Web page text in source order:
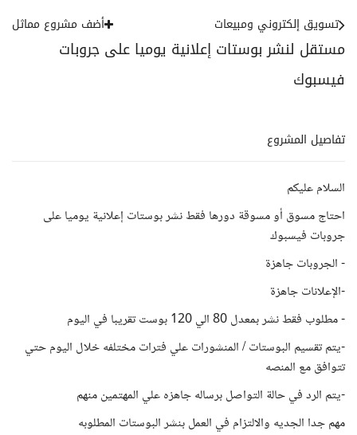
مستقل لنشر بوستات إعلانية يوميا على جروبات
فيسبوك
تسويق إلكتروني ومبيعات أضف مشروع مماثل
تفاصيل المشروع
السلام عليكم
احتاج مسوق أو مسوقة دورها فقط نشر بوستات إعلانية يوميا على
جروبات فيسبوك
- الجروبات جاهزة
-الإعلانات جاهزة
- مطلوب فقط نشر بمعدل 80 الي 120 بوست تقريبا في اليوم
-يتم تقسيم البوستات / المنشورات علي فترات مختلفه خلال اليوم حتي
تتوافق مع المنصه
-يتم الرد في حالة التواصل برساله جاهزه علي المهتمين منهم
مهم جدا الجديه والالتزام في العمل بنشر البوستات المطلوبه